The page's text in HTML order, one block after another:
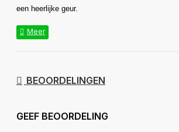
een heerlijke geur.
BEOORDELINGEN
GEEF BEOORDELING